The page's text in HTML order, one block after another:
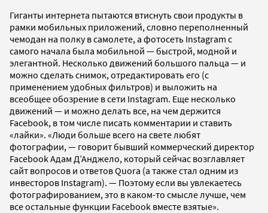
Гиганты интернета пытаются втиснуть свои продукты в
рамки мобильных приложений, словно переполненный
чемодан на полку в самолете, а фотосеть Instagram с
самого начала была мобильной — быстрой, модной и
элегантной. Несколько движений большого пальца — и
можно сделать снимок, отредактировать его (с
применением удобных фильтров) и выложить на
всеобщее обозрение в сети Instagram. Еще несколько
движений — и можно делать все, на чем держится
Facebook, в том числе писать комментарии и ставить
«лайки». «Люди больше всего на свете любят
фотографии, — говорит бывший коммерческий директор
Facebook Адам Д’Анджело, который сейчас возглавляет
сайт вопросов и ответов Quora (а также стал одним из
инвесторов Instagram). — Поэтому если вы увлекаетесь
фотографированием, это в каком-то смысле лучше, чем
все остальные функции Facebook вместе взятые».